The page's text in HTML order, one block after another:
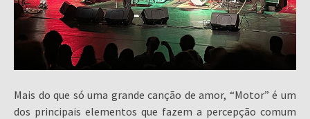
Mais do que só uma grande canção de amor, “Motor” é um
dos principais elementos que fazem a percepção comum